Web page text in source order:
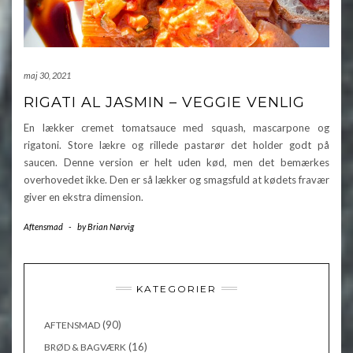
maj 30, 2021
RIGATI AL JASMIN – VEGGIE VENLIG
En lækker cremet tomatsauce med squash, mascarpone og
rigatoni. Store lækre og rillede pastarør det holder godt på
saucen. Denne version er helt uden kød, men det bemærkes
overhovedet ikke. Den er så lækker og smagsfuld at kødets fravær
giver en ekstra dimension.
Aftensmad - byBrian Nørvig
KATEGORIER
AFTENSMAD (90)
BRØD & BAGVÆRK (16)